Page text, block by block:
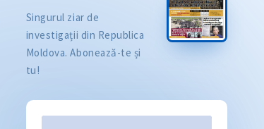
Singurul ziar de
investigații din Republica
Moldova. Abonează-te și
tu!